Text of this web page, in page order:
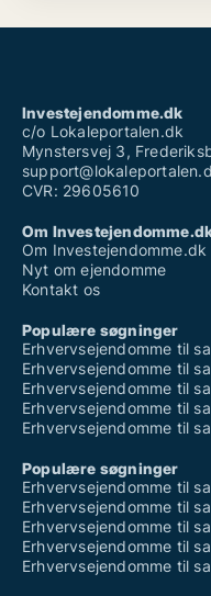
Investejendomme.dk
c/o Lokaleportalen.dk
Mynstersvej 3,
CVR: 29605610
Om
Om Investejendomme.dk
Nyt om ejendomme
Kontakt os
Populære søgninger
Erhvervsejendomme til
Erhvervsejendomme til
Erhvervsejendomme til
Erhvervsejendomme til
Erhvervsejendomme til
Populære søgninger
Erhvervsejendomme til
Erhvervsejendomme til
Erhvervsejendomme til
Erhvervsejendomme til
Erhvervsejendomme til